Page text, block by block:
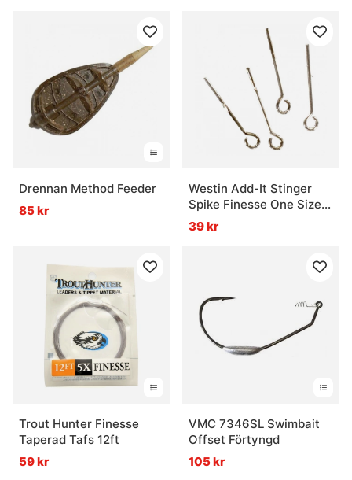
Drennan Method Feeder
85 kr
Westin Add-It Stinger
Spike Finesse One Size
(10-pack)
39 kr
Trout Hunter Finesse
Taperad Tafs 12ft
59 kr
VMC 7346SL Swimbait
Offset Förtyngd
105 kr